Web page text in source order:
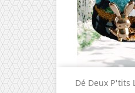
Dé Deux P'tits